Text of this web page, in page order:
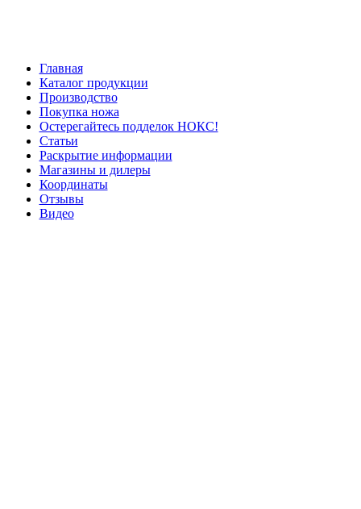
Главная
Каталог продукции
Производство
Покупка ножа
Остерегайтесь подделок НОКС!
Статьи
Раскрытие информации
Магазины и дилеры
Координаты
Отзывы
Видео